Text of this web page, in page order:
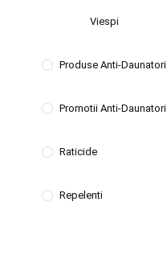
Viespi
Produse Anti-Daunatori
Promotii Anti-Daunatori
Raticide
Repelenti